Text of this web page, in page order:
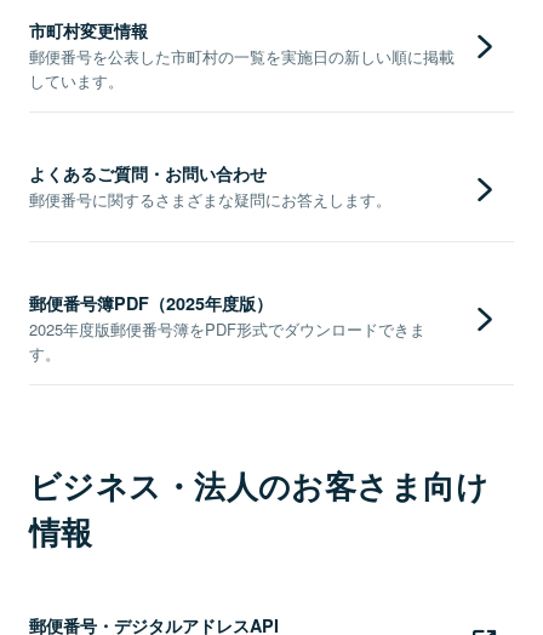
市町村変更情報
郵便番号を公表した市町村の一覧を実施日の新しい順に掲載
しています。
よくあるご質問・お問い合わせ
郵便番号に関するさまざまな疑問にお答えします。
郵便番号簿PDF（2025年度版）
2025年度版郵便番号簿をPDF形式でダウンロードできま
す。
ビジネス・法人のお客さま向け
情報
郵便番号・デジタルアドレスAPI